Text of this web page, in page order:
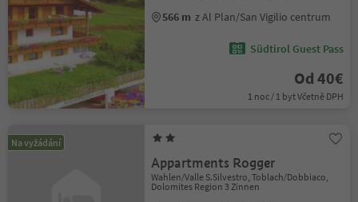
566 m z Al Plan/San Vigilio centrum
Südtirol Guest Pass
Od 40€
1 noc / 1 byt Včetně DPH
Na vyžádání
Appartments Rogger
Wahlen/Valle S.Silvestro, Toblach/Dobbiaco,
Dolomites Region 3 Zinnen